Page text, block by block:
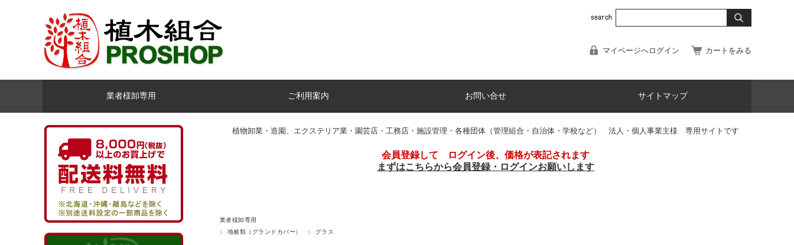
マイページへログイン カートをみる
業者様卸専用 ご利用案内 お問い合せ サイトマップ
植物卸業・造園、エクステリア業・園芸店・工務店・施設管理・各種団体（管理組合・自治体・学校など） 法人・個人事業主様 専用サイトです
会員登録して ログイン後、価格が表記されます
まずはこちらから会員登録・ログインお願いします
業者様卸専用
地被類（グランドカバー）
グラス